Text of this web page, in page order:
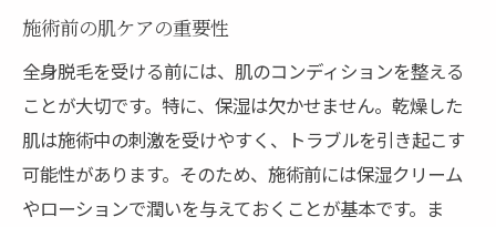
方法
サロンによるアフターケアの違い
炎症を防ぐための適切なケア方法
アフターケア用品の提供を確認する
施術後フォローの有無とその内容
施術前の肌ケアの重要性
全身脱毛を受ける前には、肌のコンディションを整える
ことが大切です。特に、保湿は欠かせません。乾燥した
肌は施術中の刺激を受けやすく、トラブルを引き起こす
可能性があります。そのため、施術前には保湿クリーム
やローションで潤いを与えておくことが基本です。ま